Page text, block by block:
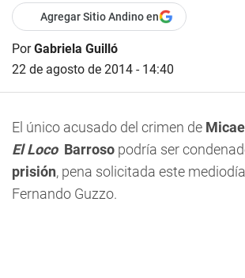
Agregar Sitio Andino en
PorGabriela Guilló
22 de agosto de 2014 - 14:40
El único acusado del crimen de
El LocoBarroso podría ser
prisión, pena solicitada este
Fernando Guzzo.